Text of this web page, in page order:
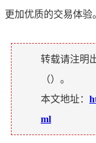
更加优质的交易体验
转载请注明
（）。
本文地址：
ml